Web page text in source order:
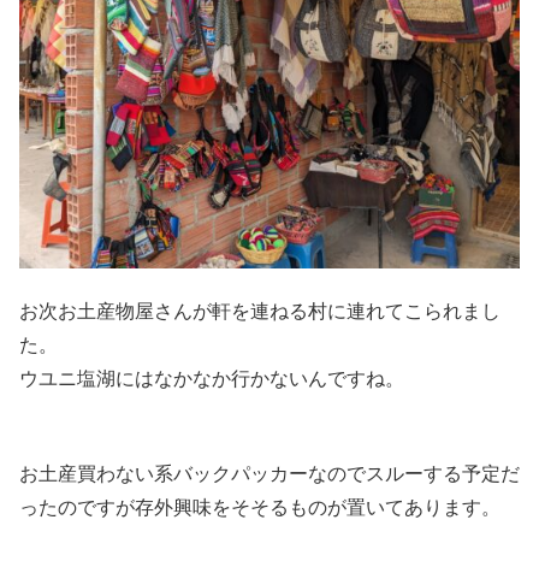
お次お土産物屋さんが軒を連ねる村に連れてこられまし
た。
ウユニ塩湖にはなかなか行かないんですね。
お土産買わない系バックパッカーなのでスルーする予定だ
ったのですが存外興味をそそるものが置いてあります。